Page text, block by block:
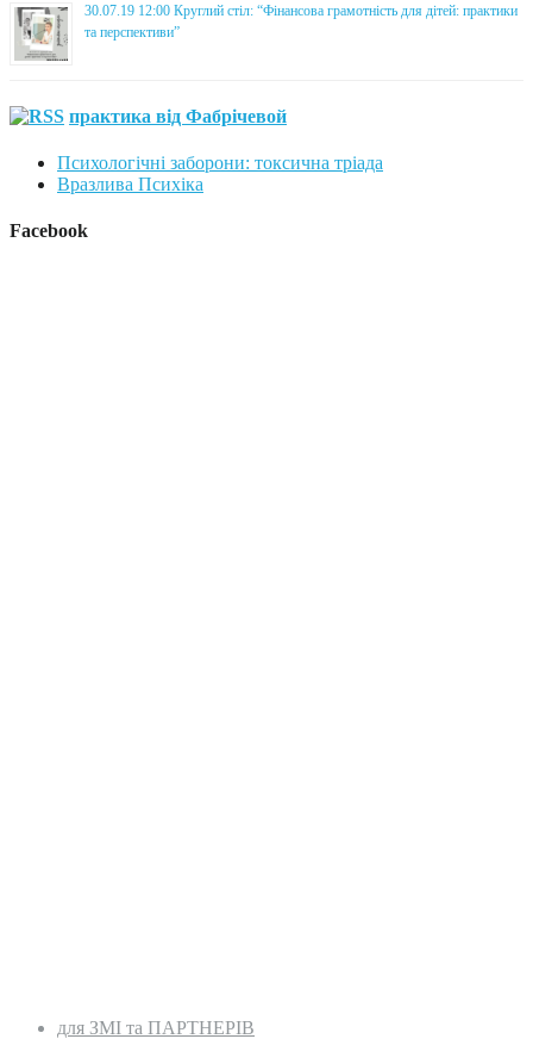
30.07.19 12:00 Круглий стіл: “Фінансова грамотність для дітей: практики
та перспективи”
практика від Фабрічевой
Психологічні заборони: токсична тріада
Вразлива Психіка
Facebook
для ЗМІ та ПАРТНЕРІВ